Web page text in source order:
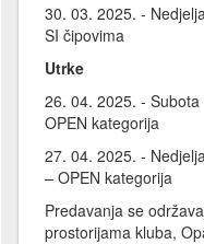
30. 03. 2025. -
SI čipovima
Utrke
26. 04. 2025. -
OPEN kategorija
27. 04. 2025. -
– OPEN kategorija
Predavanja se
prostorijama kluba,